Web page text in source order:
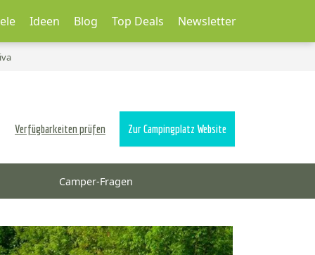
Ideen Blog Top Deals Newsletter
Verfügbarkeiten prüfen Zur Campingplatz Website
Camper-Fragen